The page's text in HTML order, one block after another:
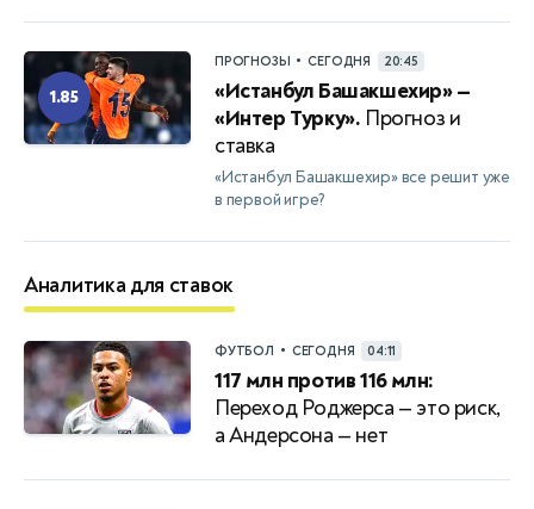
1.85
ПРОГНОЗЫ • СЕГОДНЯ 20:45
«Истанбул Башакшехир» —
«Интер Турку». Прогноз и
ставка
«Истанбул Башакшехир» все решит уже
в первой игре?
Аналитика для ставок
ФУТБОЛ • СЕГОДНЯ 04:11
117 млн против 116 млн:
Переход Роджерса — это риск,
а Андерсона — нет